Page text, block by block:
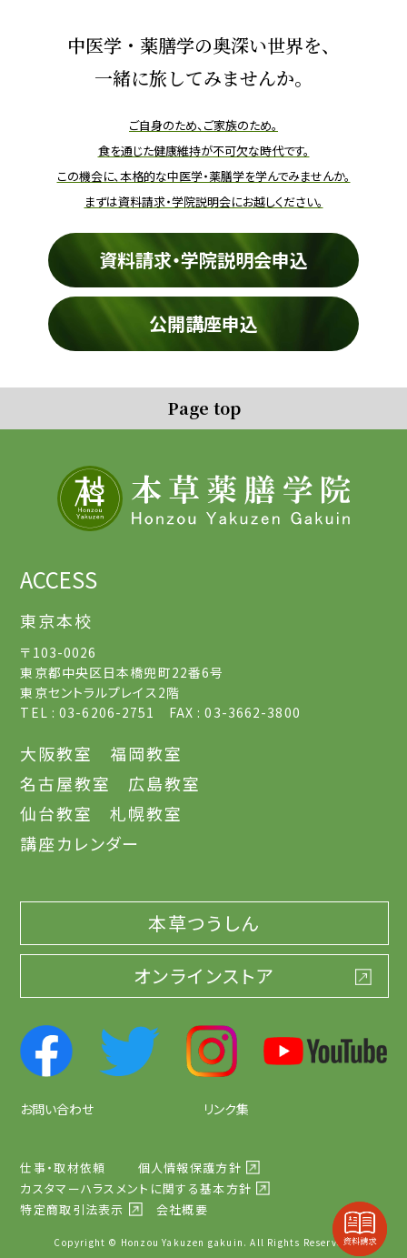
中医学・薬膳学の奥深い世界を、
一緒に旅してみませんか。
ご自身のため、ご家族のため。
食を通じた健康維持が不可欠な時代です。
この機会に、本格的な中医学・薬膳学を学んでみませんか。
まずは資料請求・学院説明会にお越しください。
資料請求・学院説明会申込
公開講座申込
Page top
ACCESS
東京本校
〒103-0026
東京都中央区日本橋兜町22番6号
東京セントラルプレイス2階
TEL : 03-6206-2751 FAX : 03-3662-3800
大阪教室
福岡教室
名古屋教室
広島教室
仙台教室
札幌教室
講座カレンダー
本草つうしん
オンラインストア
お問い合わせ リンク集
仕事・取材依頼
個人情報保護方針
カスタマーハラスメントに関する基本方針
特定商取引法表示
会社概要
Copyright © Honzou Yakuzen gakuin. All Rights Reserved.